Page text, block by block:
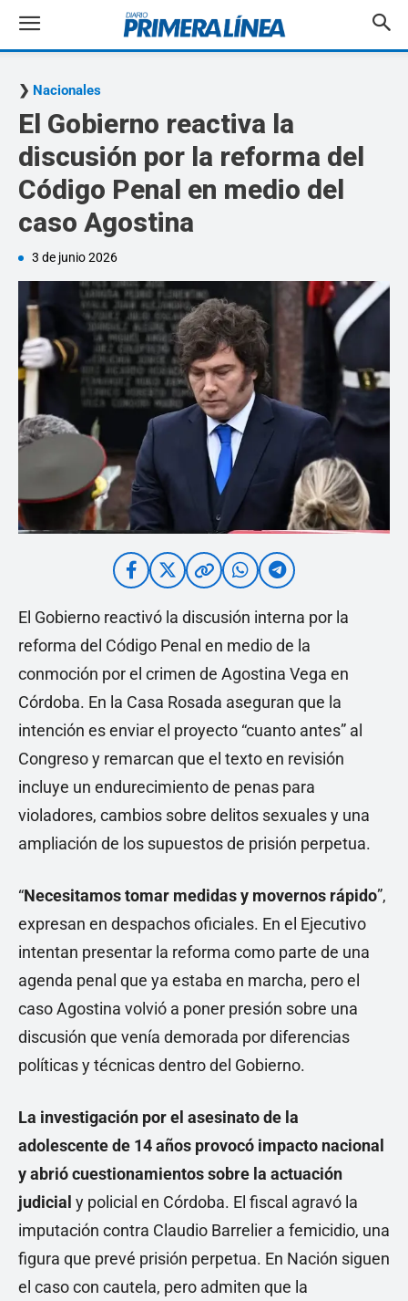
Nacionales
El Gobierno reactiva la
discusión por la reforma del
Código Penal en medio del
caso Agostina
3 de junio 2026
El Gobierno reactivó la discusión interna por la
reforma del Código Penal en medio de la
conmoción por el crimen de Agostina Vega en
Córdoba. En la Casa Rosada aseguran que la
intención es enviar el proyecto “cuanto antes” al
Congreso y remarcan que el texto en revisión
incluye un endurecimiento de penas para
violadores, cambios sobre delitos sexuales y una
ampliación de los supuestos de prisión perpetua.
“Necesitamos tomar medidas y movernos rápido”,
expresan en despachos oficiales. En el Ejecutivo
intentan presentar la reforma como parte de una
agenda penal que ya estaba en marcha, pero el
caso Agostina volvió a poner presión sobre una
discusión que venía demorada por diferencias
políticas y técnicas dentro del Gobierno.
La investigación por el asesinato de la
adolescente de 14 años provocó impacto nacional
y abrió cuestionamientos sobre la actuación
judicial y policial en Córdoba. El fiscal agravó la
imputación contra Claudio Barrelier a femicidio, una
figura que prevé prisión perpetua. En Nación siguen
el caso con cautela, pero admiten que la